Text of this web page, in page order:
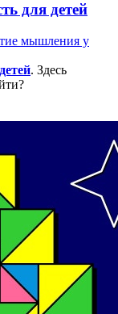
для детей
мышления у
. Здесь